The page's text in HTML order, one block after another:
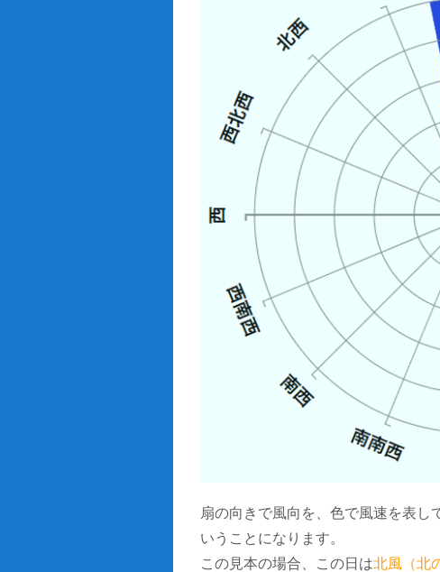
扇の向きで風向を、色で風速を表し
いうことになります。
この見本の場合、この日は北風（北